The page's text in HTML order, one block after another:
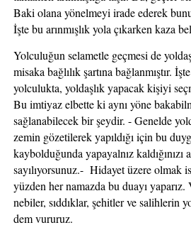
Baki olana yönelmeyi irade ederek
İşte bu arınmışlık yola çıkarken kaza
Yolculuğun selametle geçmesi de
misaka bağlılık şartına bağlanmıştır.
yolculukta, yoldaşlık yapacak kişiyi
Bu imtiyaz elbette ki aynı yöne
sağlanabilecek bir şeydir. - Genelde
zemin gözetilerek yapıldığı için bu
kaybolduğunda yapayalnız kaldığınızı
sayılıyorsunuz.-  Hidayet üzere olmak
yüzden her namazda bu duayı
nebiler, sıddıklar, şehitler ve salihlerin
dem vururuz.